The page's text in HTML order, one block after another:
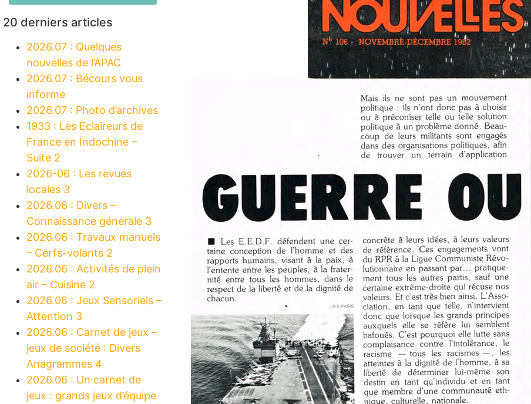
20 derniers articles
2026.07 : Quelques
nouvelles de l’APAC
2026.07 : Bécours vous
informe
2026.07 : Photo d’archives
1933 : Les Eclaireurs de
France en Indochine –
Suite 2
2026-06 : Les revues
locales 3
2026.06 : Divers –
Connaissance générale 3
2026.06 : Travaux manuels
– Cerfs-volants 2
2026.06 : Activités de plein
air – Cuisine 2
2026.06 : Jeux Sensoriels –
Attention 3
2026.06 : Carnet de jeux –
jeux de société : Divers
Anagrammes 4
2026.06 : Un carnet de
jeux : grands jeux d’équipe